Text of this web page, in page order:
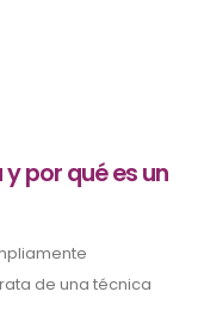
y por qué es un
de una técnica